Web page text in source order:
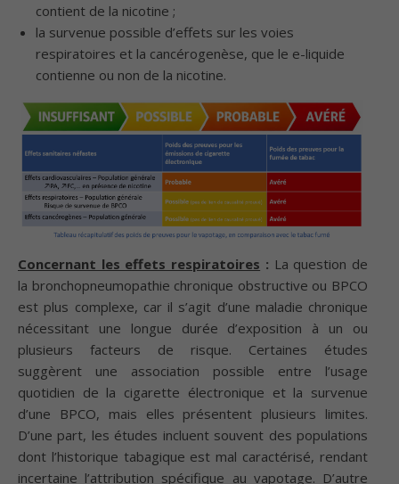
contient de la nicotine ;
la survenue possible d’effets sur les voies
respiratoires et la cancérogenèse, que le e-liquide
contienne ou non de la nicotine.
Concernant les effets respiratoires : La question de
la bronchopneumopathie chronique obstructive ou BPCO
est plus complexe, car il s’agit d’une maladie chronique
nécessitant une longue durée d’exposition à un ou
plusieurs facteurs de risque. Certaines études
suggèrent une association possible entre l’usage
quotidien de la cigarette électronique et la survenue
d’une BPCO, mais elles présentent plusieurs limites.
D’une part, les études incluent souvent des populations
dont l’historique tabagique est mal caractérisé, rendant
incertaine l’attribution spécifique au vapotage. D’autre